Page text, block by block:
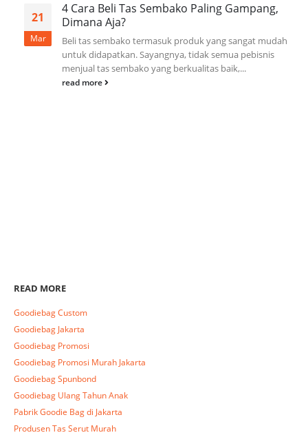
21
Mar
4 Cara Beli Tas Sembako Paling Gampang,
Dimana Aja?
Beli tas sembako termasuk produk yang sangat mudah
untuk didapatkan. Sayangnya, tidak semua pebisnis
menjual tas sembako yang berkualitas baik,...
read more
READ MORE
Goodiebag Custom
Goodiebag Jakarta
Goodiebag Promosi
Goodiebag Promosi Murah Jakarta
Goodiebag Spunbond
Goodiebag Ulang Tahun Anak
Pabrik Goodie Bag di Jakarta
Produsen Tas Serut Murah